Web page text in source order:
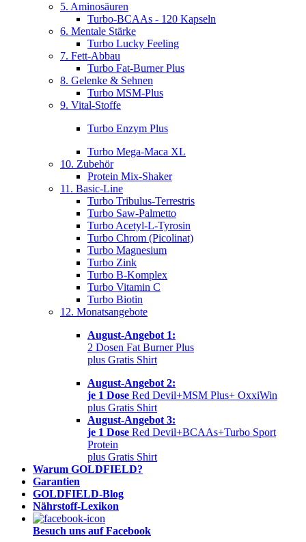
5. Aminosäuren
Turbo-BCAAs - 120 Kapseln
6. Mentale Stärke
Turbo Lucky Feeling
7. Fett-Abbau
Turbo Fat-Burner Plus
8. Gelenke & Sehnen
Turbo MSM-Plus
9. Vital-Stoffe
Turbo Enzym Plus
Turbo Mega-Maca XL
10. Zubehör
Protein Mix-Shaker
11. Basic-Line
Turbo Tribulus-Terrestris
Turbo Saw-Palmetto
Turbo Acetyl-L-Tyrosin
Turbo Chrom (Picolinat)
Turbo Magnesium
Turbo Zink
Turbo B-Komplex
Turbo Vitamin C
Turbo Biotin
12. Monatsangebote
August-Angebot 1:
2 Dosen Fat Burner Plus
plus Gratis Shirt
August-Angebot 2:
je 1 Dose Red Devil+MSM Plus+ OxxiWin
plus Gratis Shirt
August-Angebot 3:
je 1 Dose Red Devil+BCAAs+Turbo Sport
Protein
plus Gratis Shirt
Warum GOLDFIELD?
Garantien
GOLDFIELD-Blog
Nährstoff-Lexikon
Besuch uns auf Facebook